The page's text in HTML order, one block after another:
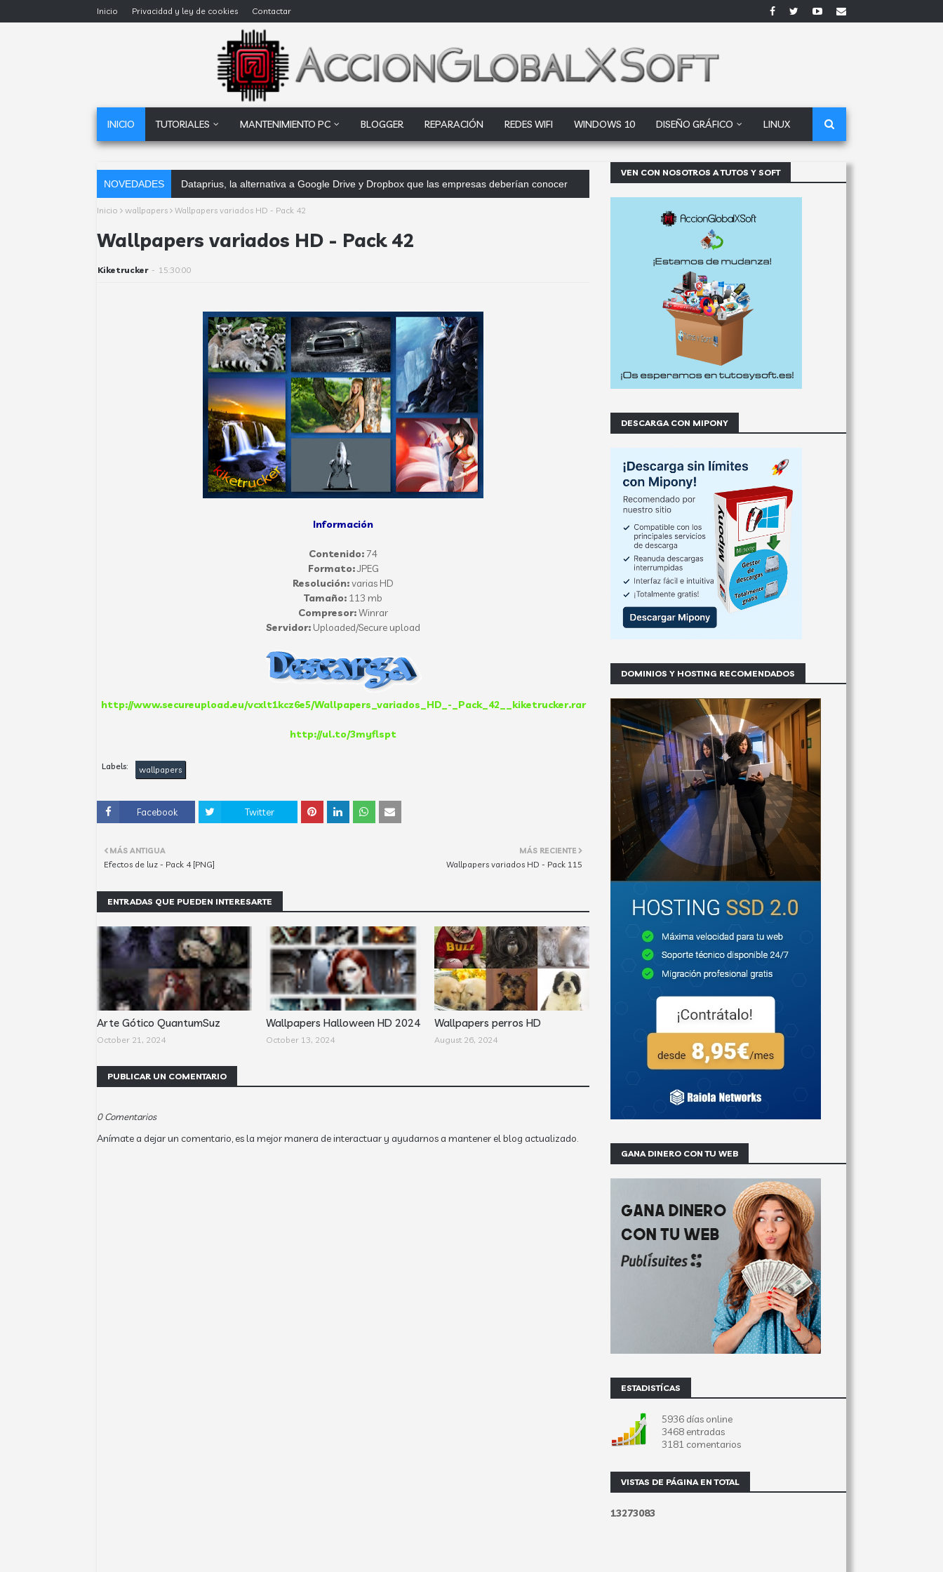
Inicio Privacidad y ley de cookies Contactar
INICIO TUTORIALES MANTENIMIENTO PC BLOGGER REPARACIÓN REDES WIFI WINDOWS 10 DISEÑO GRÁFICO LINUX
NOVEDADES Dataprius, la alternativa a Google Drive y Dropbox que las empresas deberían conocer
Inicio wallpapers Wallpapers variados HD - Pack 42
Wallpapers variados HD - Pack 42
Kiketrucker - 15:30:00
Información
Contenido:74
Formato:JPEG
Resolución:varias HD
Tamaño: 113 mb
Compresor:Winrar
Servidor: Uploaded/Secure upload
http://www.secureupload.eu/vcxlt1kcz6e5/Wallpapers_variados_HD_-_Pack_42__kiketrucker.rar
http://ul.to/3myflspt
Labels: wallpapers
Facebook Twitter
MÁS RECIENTE
Wallpapers variados HD - Pack 115
MÁS ANTIGUA
Efectos de luz - Pack 4 [PNG]
ENTRADAS QUE PUEDEN INTERESARTE
Arte Gótico QuantumSuz
October 21, 2024
Wallpapers Halloween HD 2024
October 13, 2024
Wallpapers perros HD
August 26, 2024
PUBLICAR UN COMENTARIO
0 Comentarios
Anímate a dejar un comentario, es la mejor manera de interactuar y ayudarnos a mantener el blog actualizado.
VEN CON NOSOTROS A TUTOS Y SOFT
DESCARGA CON MIPONY
DOMINIOS Y HOSTING RECOMENDADOS
GANA DINERO CON TU WEB
ESTADISTÍCAS
5936 días online
3468 entradas
3181 comentarios
VISTAS DE PÁGINA EN TOTAL
13273083